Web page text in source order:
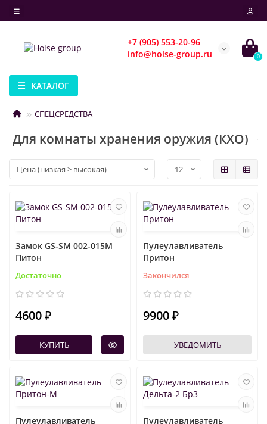
+7 (905) 553-20-96
info@holse-group.ru
0
КАТАЛОГ
СПЕЦСРЕДСТВА
Для комнаты хранения оружия (КХО)
Замок GS-SM 002-015M
Питон
Достаточно
4600 ₽
КУПИТЬ
Пулеулавливатель
Притон
Закончился
9900 ₽
УВЕДОМИТЬ
Пулеулавливатель
Пулеулавливатель